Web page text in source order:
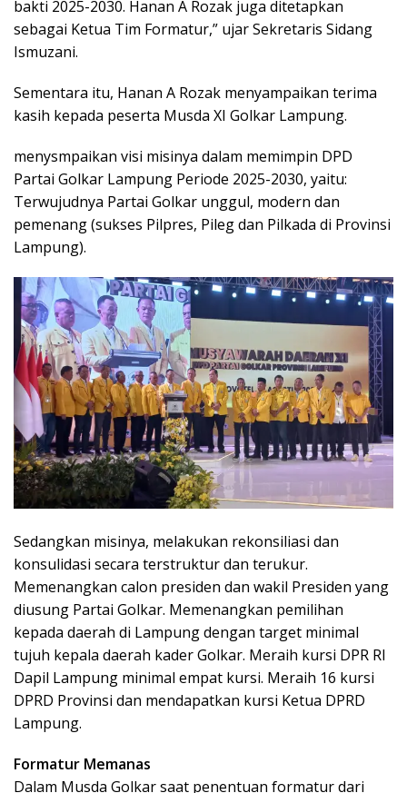
bakti 2025-2030. Hanan A Rozak juga ditetapkan
sebagai Ketua Tim Formatur,” ujar Sekretaris Sidang
Ismuzani.
Sementara itu, Hanan A Rozak menyampaikan terima
kasih kepada peserta Musda XI Golkar Lampung.
menysmpaikan visi misinya dalam memimpin DPD
Partai Golkar Lampung Periode 2025-2030, yaitu:
Terwujudnya Partai Golkar unggul, modern dan
pemenang (sukses Pilpres, Pileg dan Pilkada di Provinsi
Lampung).
Sedangkan misinya, melakukan rekonsiliasi dan
konsulidasi secara terstruktur dan terukur.
Memenangkan calon presiden dan wakil Presiden yang
diusung Partai Golkar. Memenangkan pemilihan
kepada daerah di Lampung dengan target minimal
tujuh kepala daerah kader Golkar. Meraih kursi DPR RI
Dapil Lampung minimal empat kursi. Meraih 16 kursi
DPRD Provinsi dan mendapatkan kursi Ketua DPRD
Lampung.
Formatur Memanas
Dalam Musda Golkar saat penentuan formatur dari